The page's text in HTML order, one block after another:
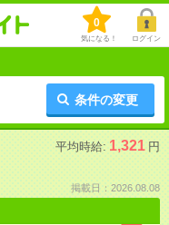
0
気になる！ ログイン
条件の変更
平均時給: 1,321 円
掲載日：2026.08.08